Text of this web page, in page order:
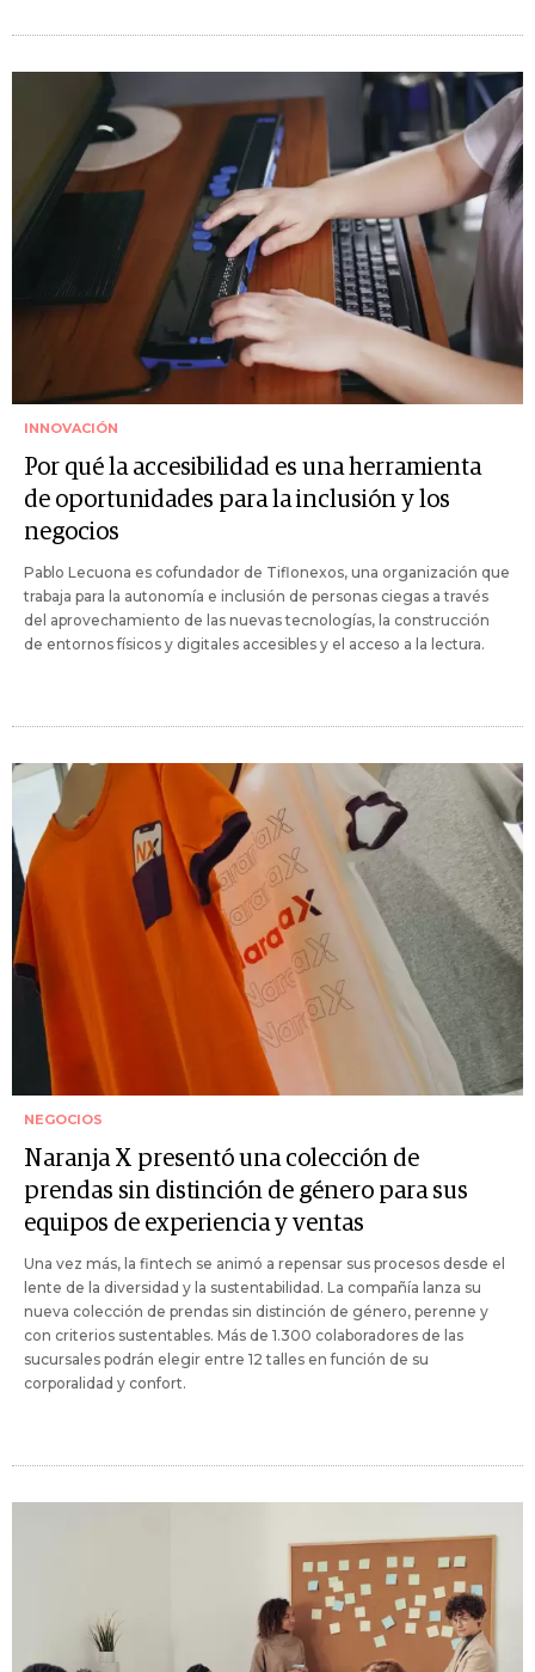
INNOVACIÓN
Por qué la accesibilidad es una herramienta
de oportunidades para la inclusión y los
negocios
Pablo Lecuona es cofundador de Tiflonexos, una organización que
trabaja para la autonomía e inclusión de personas ciegas a través
del aprovechamiento de las nuevas tecnologías, la construcción
de entornos físicos y digitales accesibles y el acceso a la lectura.
NEGOCIOS
Naranja X presentó una colección de
prendas sin distinción de género para sus
equipos de experiencia y ventas
Una vez más, la fintech se animó a repensar sus procesos desde el
lente de la diversidad y la sustentabilidad. La compañía lanza su
nueva colección de prendas sin distinción de género, perenne y
con criterios sustentables. Más de 1.300 colaboradores de las
sucursales podrán elegir entre 12 talles en función de su
corporalidad y confort.